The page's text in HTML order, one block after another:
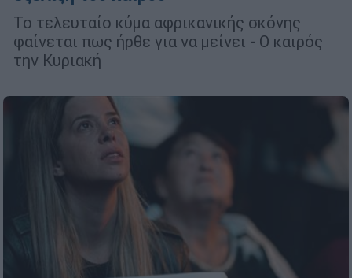
Το τελευταίο κύμα αφρικανικής σκόνης
φαίνεται πως ήρθε για να μείνει - Ο καιρός
την Κυριακή